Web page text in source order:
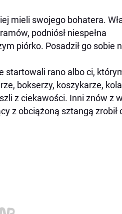
mieli swojego bohatera.
podniósł niespełna
piórko. Posadził go sobie
startowali rano albo ci,
bokserzy, koszykarze,
z ciekawości. Inni znów z
z obciążoną sztangą zrobił